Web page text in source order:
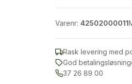
Varenr: 42502000011
Rask levering med
God
37 26 89 00